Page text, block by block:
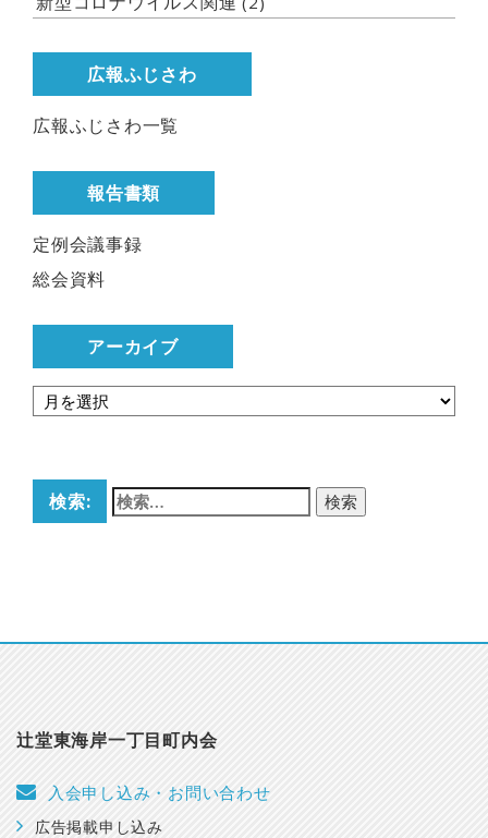
広報ふじさわ
広報ふじさわ一覧
報告書類
定例会議事録
総会資料
アーカイブ
検索:
辻堂東海岸一丁目町内会
入会申し込み・お問い合わせ
広告掲載申し込み